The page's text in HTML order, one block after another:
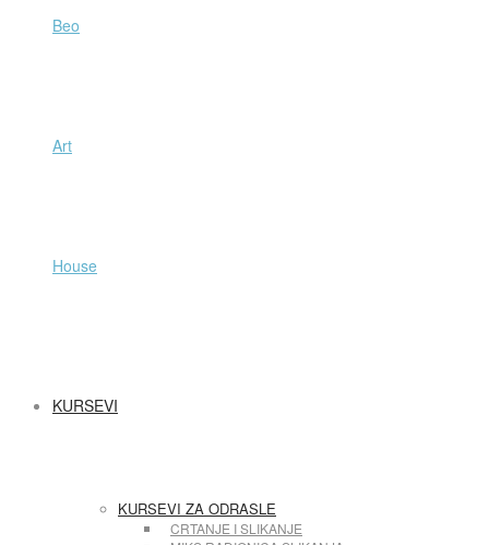
Beo
Art
House
KURSEVI
KURSEVI ZA ODRASLE
CRTANJE I SLIKANJE